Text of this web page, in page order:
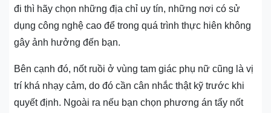
đi thì hãy chọn những địa chỉ uy tín, những nơi có sử
dụng công nghệ cao để trong quá trình thực hiên không
gây ảnh hưởng đến bạn.
Bên cạnh đó, nốt ruồi ở vùng tam giác phụ nữ cũng là vị
trí khá nhạy cảm, do đó cần cân nhắc thật kỹ trước khi
quyết định. Ngoài ra nếu bạn chọn phương án tẩy nốt